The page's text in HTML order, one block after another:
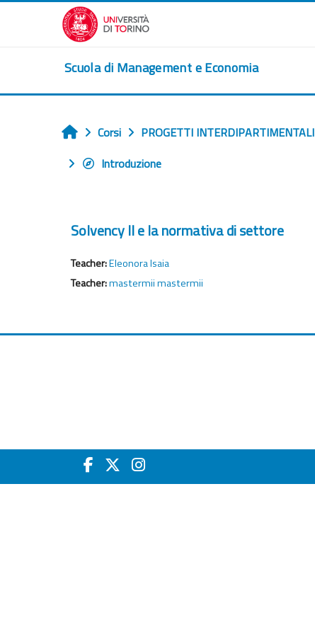
Vai al contenuto principale
Scuola di Management e Economia
Home
Corsi PROGETTI INTERDIPARTIMENTALI
Introduzione
Solvency II e la normativa di settore
Teacher:Eleonora Isaia
Teacher:mastermii mastermii